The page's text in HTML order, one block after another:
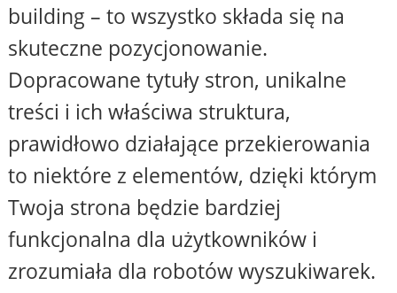
building – to wszystko składa się na
skuteczne pozycjonowanie.
Dopracowane tytuły stron, unikalne
treści i ich właściwa struktura,
prawidłowo działające przekierowania
to niektóre z elementów, dzięki którym
Twoja strona będzie bardziej
funkcjonalna dla użytkowników i
zrozumiała dla robotów wyszukiwarek.